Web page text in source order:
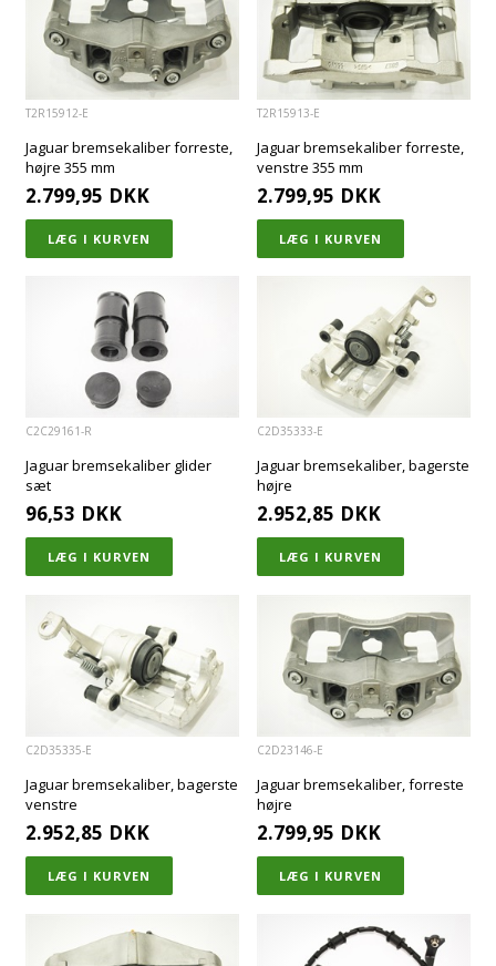
T2R15912-E
Jaguar bremsekaliber forreste,
højre 355 mm
2.799,95 DKK
T2R15913-E
Jaguar bremsekaliber forreste,
venstre 355 mm
2.799,95 DKK
C2C29161-R
Jaguar bremsekaliber glider
sæt
96,53 DKK
C2D35333-E
Jaguar bremsekaliber, bagerste
højre
2.952,85 DKK
C2D35335-E
Jaguar bremsekaliber, bagerste
venstre
2.952,85 DKK
C2D23146-E
Jaguar bremsekaliber, forreste
højre
2.799,95 DKK